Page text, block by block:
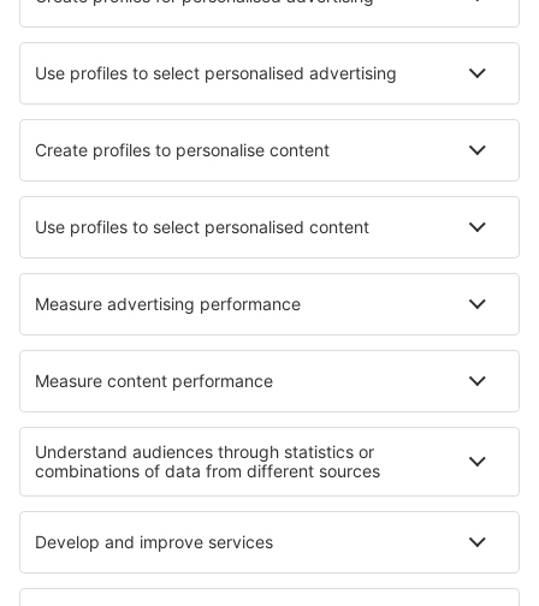
Cele mai bune hoteluri - orașe
Hoteluri în Castano Primo Hoteluri în Portbou
Hoteluri în Wicie Hoteluri în Tekirova
Hoteluri în Decherd Hoteluri în Kaarina
Cele mai bune hoteluri - regiuni
Hoteluri în Parcul Național Banff
Hoteluri in Insula Prințului Edward
Hoteluri în Parcul Național Jasper Hoteluri in Larnaca Region
Hoteluri în Moelltal Hoteluri in Swietokrzyskie Mountains